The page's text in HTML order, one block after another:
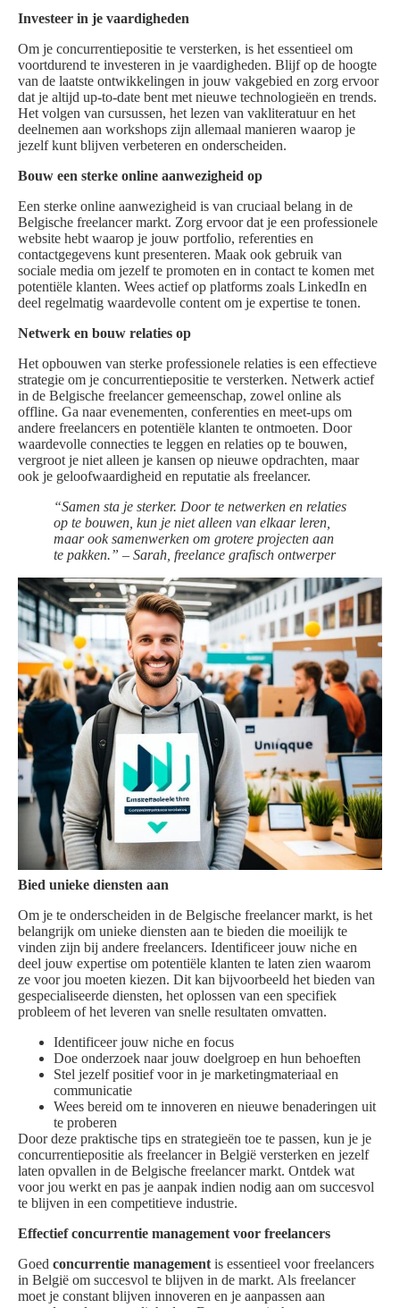
Investeer in je vaardigheden
Om je concurrentiepositie te versterken, is het essentieel om
voortdurend te investeren in je vaardigheden. Blijf op de hoogte
van de laatste ontwikkelingen in jouw vakgebied en zorg ervoor
dat je altijd up-to-date bent met nieuwe technologieën en trends.
Het volgen van cursussen, het lezen van vakliteratuur en het
deelnemen aan workshops zijn allemaal manieren waarop je
jezelf kunt blijven verbeteren en onderscheiden.
Bouw een sterke online aanwezigheid op
Een sterke online aanwezigheid is van cruciaal belang in de
Belgische freelancer markt. Zorg ervoor dat je een professionele
website hebt waarop je jouw portfolio, referenties en
contactgegevens kunt presenteren. Maak ook gebruik van
sociale media om jezelf te promoten en in contact te komen met
potentiële klanten. Wees actief op platforms zoals LinkedIn en
deel regelmatig waardevolle content om je expertise te tonen.
Netwerk en bouw relaties op
Het opbouwen van sterke professionele relaties is een effectieve
strategie om je concurrentiepositie te versterken. Netwerk actief
in de Belgische freelancer gemeenschap, zowel online als
offline. Ga naar evenementen, conferenties en meet-ups om
andere freelancers en potentiële klanten te ontmoeten. Door
waardevolle connecties te leggen en relaties op te bouwen,
vergroot je niet alleen je kansen op nieuwe opdrachten, maar
ook je geloofwaardigheid en reputatie als freelancer.
“Samen sta je sterker. Door te netwerken en relaties
op te bouwen, kun je niet alleen van elkaar leren,
maar ook samenwerken om grotere projecten aan
te pakken.” – Sarah, freelance grafisch ontwerper
Bied unieke diensten aan
Om je te onderscheiden in de Belgische freelancer markt, is het
belangrijk om unieke diensten aan te bieden die moeilijk te
vinden zijn bij andere freelancers. Identificeer jouw niche en
deel jouw expertise om potentiële klanten te laten zien waarom
ze voor jou moeten kiezen. Dit kan bijvoorbeeld het bieden van
gespecialiseerde diensten, het oplossen van een specifiek
probleem of het leveren van snelle resultaten omvatten.
Identificeer jouw niche en focus
Doe onderzoek naar jouw doelgroep en hun behoeften
Stel jezelf positief voor in je marketingmateriaal en
communicatie
Wees bereid om te innoveren en nieuwe benaderingen uit
te proberen
Door deze praktische tips en strategieën toe te passen, kun je je
concurrentiepositie als freelancer in België versterken en jezelf
laten opvallen in de Belgische freelancer markt. Ontdek wat
voor jou werkt en pas je aanpak indien nodig aan om succesvol
te blijven in een competitieve industrie.
Effectief concurrentie management voor freelancers
Goed concurrentie management is essentieel voor freelancers
in België om succesvol te blijven in de markt. Als freelancer
moet je constant blijven innoveren en je aanpassen aan